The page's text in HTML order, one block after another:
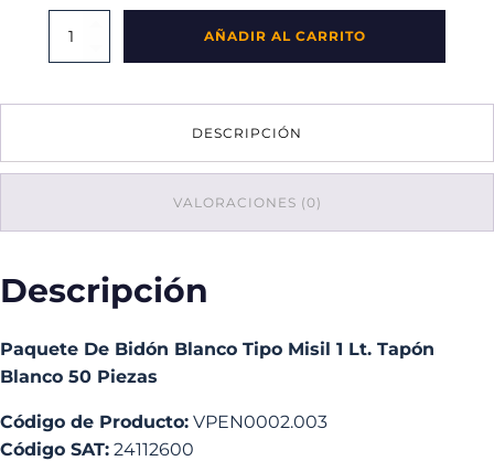
Paquete
Lt.
cantidad
AÑADIR AL CARRITO
DESCRIPCIÓN
VALORACIONES (0)
Descripción
Paquete De Bidón Blanco Tipo Misil 1 Lt. Tapón
Blanco 50 Piezas
Código de Producto: VPEN0002.003
Código SAT: 24112600